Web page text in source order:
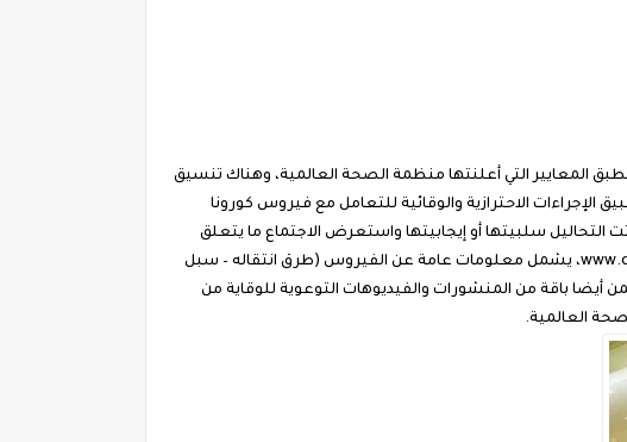
المعايير التي أعلنتها منظمة الصحة العالمية، وهناك تنسيق
الاحترازية والوقائية للتعامل مع فيروس كورونا
التحاليل سلبيتها أو إيجابيتها واستعرض الاجتماع ما يتعلق
بقيام مركز المعلومات ودعم اتخاذ القرار بتدشين موقع الكتروني توعوي، عن فيروس الكورونا، تحت مسمى www.care.gov.eg، يشمل معلومات عامة عن الفيروس (طرق انتقاله – سبل
أيضا باقة من المنشورات والفيديوهات التوعوية للوقاية من
العالمية.